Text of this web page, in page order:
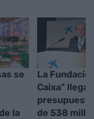
se
la
La
Caixa" llega
de 538